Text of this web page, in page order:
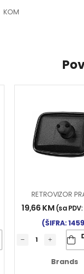
KOM
24,50KM)
19,66KM (sa PDV:
(ŠIFRA:
Brands